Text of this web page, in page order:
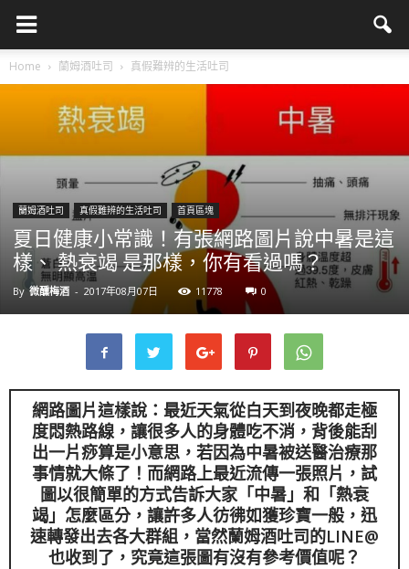
Home 蘭姆酒吐司 真假難辨的生活吐司
蘭姆酒吐司 真假難辨的生活吐司 首頁區塊
夏日健康小常識！有張網路圖片說中暑是這
樣、 熱衰竭 是那樣，你有看過嗎？
By 微醺梅酒 - 2017年08月07日 11778 0
網路圖片這樣說：最近天氣從白天到夜晚都走極
度悶熱路線，讓很多人的身體吃不消，背後能刮
出一片痧算是小意思，若因為中暑被送醫治療那
事情就大條了！而網路上最近流傳一張照片，試
圖以很簡單的方式告訴大家「中暑」和「熱衰
竭」怎麼區分，讓許多人彷彿如獲珍寶一般，迅
速轉發出去各大群組，當然蘭姆酒吐司的LINE@
也收到了，究竟這張圖有沒有參考價值呢？